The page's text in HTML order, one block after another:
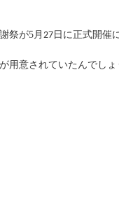
祭が5月 27 日に正式開催
用意されていたんでし